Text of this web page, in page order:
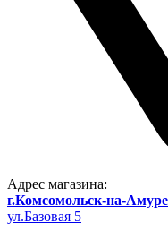
Адрес магазина:
г.Комсомольск-на-Амуре
ул.Базовая 5